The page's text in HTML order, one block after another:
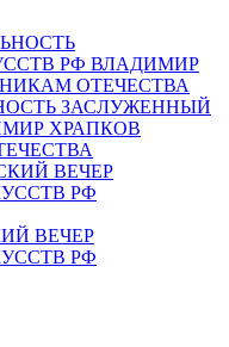
ЗАСЛУЖЕННЫЙ
ХРАПКОВ
ВЕЧЕР
РФ